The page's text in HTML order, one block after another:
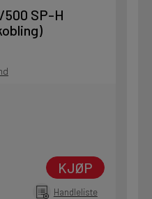
SP-H
KJØP
Handleliste